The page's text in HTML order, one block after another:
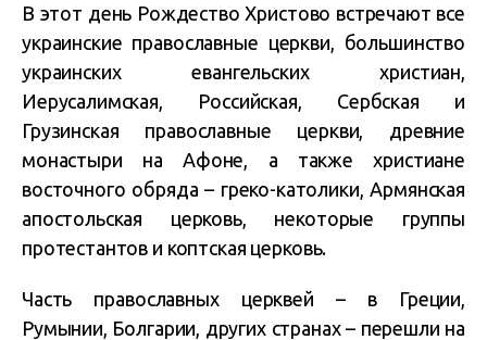
В этот день Рождество Христово встречают все
украинские православные церкви, большинство
украинских евангельских христиан,
Иерусалимская, Российская, Сербская и
Грузинская православные церкви, древние
монастыри на Афоне, а также христиане
восточного обряда – греко-католики, Армянская
апостольская церковь, некоторые группы
протестантов и коптская церковь.
Часть православных церквей – в Греции,
Румынии, Болгарии, других странах – перешли на